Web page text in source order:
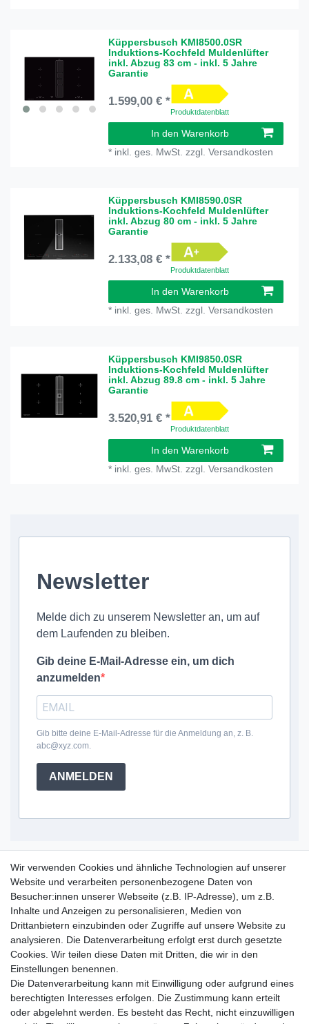
Küppersbusch KMI8500.0SR
Induktions-Kochfeld Muldenlüfter
inkl. Abzug 83 cm - inkl. 5 Jahre
Garantie
Produktdatenblatt
1.599,00 € *
In den Warenkorb
* inkl. ges. MwSt. zzgl.Versandkosten
Küppersbusch KMI8590.0SR
Induktions-Kochfeld Muldenlüfter
inkl. Abzug 80 cm - inkl. 5 Jahre
Garantie
Produktdatenblatt
2.133,08 € *
In den Warenkorb
* inkl. ges. MwSt. zzgl.Versandkosten
Küppersbusch KMI9850.0SR
Induktions-Kochfeld Muldenlüfter
inkl. Abzug 89.8 cm - inkl. 5 Jahre
Garantie
Produktdatenblatt
3.520,91 € *
In den Warenkorb
* inkl. ges. MwSt. zzgl.Versandkosten
Newsletter
Melde dich zu unserem Newsletter an, um auf
dem Laufenden zu bleiben.
Gib deine E-Mail-Adresse ein, um dich
anzumelden
Gib bitte deine E-Mail-Adresse für die Anmeldung an, z. B.
abc@xyz.com.
ANMELDEN
Service Hotline
+49 (0) 52 50 / 99 290 30
Montag - Freitag, 09:00 - 15:30
Informationen
Zahlung und Versand
Garantieerklärung
Info Reklamationen
Batteriegesetz
Wir verwenden Cookies und ähnliche Technologien auf unserer
Website und verarbeiten personenbezogene Daten von
Besucher:innen unserer Webseite (z.B. IP-Adresse), um z.B.
Inhalte und Anzeigen zu personalisieren, Medien von
Drittanbietern einzubinden oder Zugriffe auf unsere Website zu
analysieren. Die Datenverarbeitung erfolgt erst durch gesetzte
Cookies. Wir teilen diese Daten mit Dritten, die wir in den
Einstellungen benennen.
Die Datenverarbeitung kann mit Einwilligung oder aufgrund eines
berechtigten Interesses erfolgen. Die Zustimmung kann erteilt
oder abgelehnt werden. Es besteht das Recht, nicht einzuwilligen